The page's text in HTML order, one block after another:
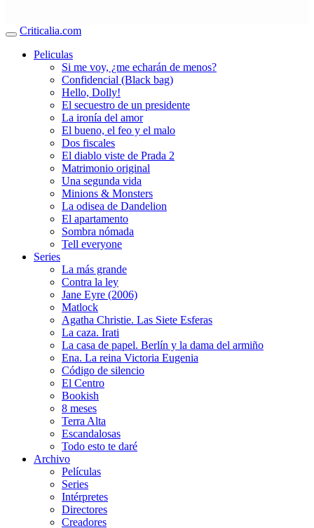
Criticalia.com
Peliculas
Si me voy, ¿me echarán de menos?
Confidencial (Black bag)
Hello, Dolly!
El secuestro de un presidente
La ironía del amor
El bueno, el feo y el malo
Dos fiscales
El diablo viste de Prada 2
Matrimonio original
Una segunda vida
Minions & Monsters
La odisea de Dandelion
El apartamento
Sombra nómada
Tell everyone
Series
La más grande
Contra la ley
Jane Eyre (2006)
Matlock
Agatha Christie. Las Siete Esferas
La caza. Irati
La casa de papel. Berlín y la dama del armiño
Ena. La reina Victoria Eugenia
Código de silencio
El Centro
Bookish
8 meses
Terra Alta
Escandalosas
Todo esto te daré
Archivo
Películas
Series
Intérpretes
Directores
Creadores